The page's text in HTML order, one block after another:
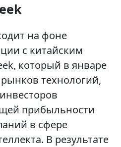
на фоне
с китайским
который в январе
технологий,
прибыльности
в сфере
В результате